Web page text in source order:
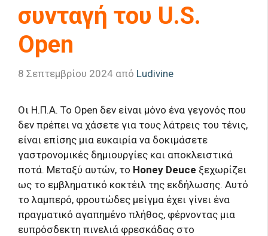
συνταγή του U.S.
Open
8 Σεπτεμβρίου 2024 από Ludivine
Οι Η.Π.Α. Το Open δεν είναι μόνο ένα γεγονός που
δεν πρέπει να χάσετε για τους λάτρεις του τένις,
είναι επίσης μια ευκαιρία να δοκιμάσετε
γαστρονομικές δημιουργίες και αποκλειστικά
ποτά. Μεταξύ αυτών, το Honey Deuce ξεχωρίζει
ως το εμβληματικό κοκτέιλ της εκδήλωσης. Αυτό
το λαμπερό, φρουτώδες μείγμα έχει γίνει ένα
πραγματικό αγαπημένο πλήθος, φέρνοντας μια
ευπρόσδεκτη πινελιά φρεσκάδας στο